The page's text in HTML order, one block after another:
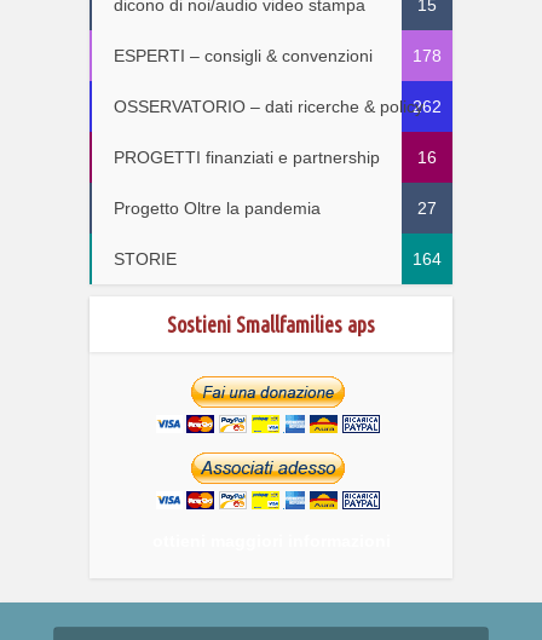
dicono di noi/audio video stampa 15
ESPERTI – consigli & convenzioni 178
OSSERVATORIO – dati ricerche & policy262
PROGETTI finanziati e partnership 16
Progetto Oltre la pandemia 27
STORIE 164
Sostieni Smallfamilies aps